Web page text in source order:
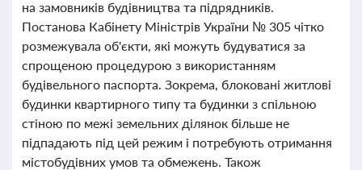
на замовників будівництва та підрядників.
Постанова Кабінету Міністрів України № 305 чітко
розмежувала об'єкти, які можуть будуватися за
спрощеною процедурою з використанням
будівельного паспорта. Зокрема, блоковані житлові
будинки квартирного типу та будинки з спільною
стіною по межі земельних ділянок більше не
підпадають під цей режим і потребують отримання
містобудівних умов та обмежень. Також